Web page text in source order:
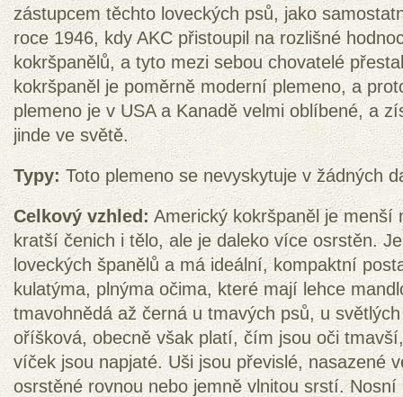
zástupcem těchto loveckých psů, jako
roce 1946, kdy AKC přistoupil na rozlišné
kokršpanělů, a tyto mezi sebou chovatelé
kokršpaněl je poměrně moderní plemeno, a
plemeno je v USA a Kanadě velmi oblíbené, a
jinde ve světě.
Typy:Toto plemeno se nevyskytuje v žádných
Celkový vzhled: Americký kokršpaněl je menší
kratší čenich i tělo, ale je daleko více osrstěn.
loveckých španělů a má ideální, kompaktní
kulatýma, plnýma očima, které mají lehce
tmavohnědá až černá u tmavých psů, u
oříšková, obecně však platí, čím jsou oči
víček jsou napjaté. Uši jsou převislé, nasazené
osrstěné rovnou nebo jemně vlnitou srstí. Nosní